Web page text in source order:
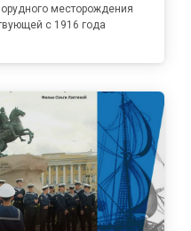
месторождения
с 1916 года